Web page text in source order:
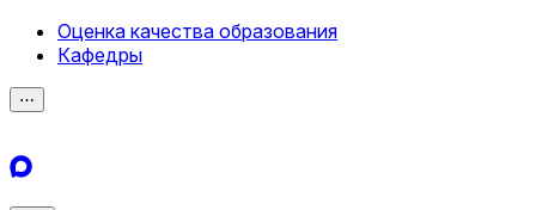
Оценка качества образования
Кафедры
⋯